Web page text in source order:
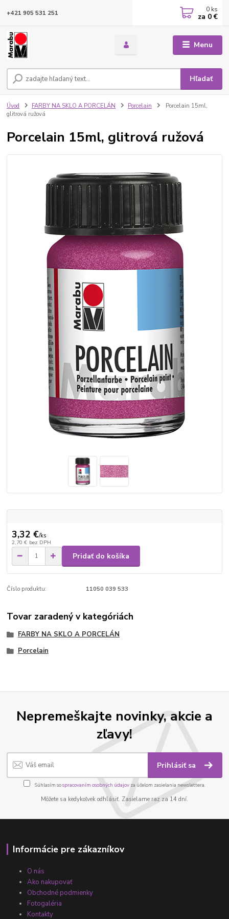
Menu
Hľadať
+421 905 531 251 0 ks
za 0 €
Úvod FARBY NA SKLO A PORCELÁN Porcelain
Porcelain 15ml,
glitrová ružová
Porcelain 15ml, glitrová ružová
3,32 €/ks
2,70 € bez DPH
Pridať do košíka
Číslo produktu: 11050 039 533
Tovar zaradený v kategóriách
FARBY NA SKLO A PORCELÁN
Porcelain
Nepremeškajte novinky, akcie a
zľavy!
Prihlásiť sa
Súhlasím sospracovaním osobných údajov za účelom zasielania newslettera.
Môžete sa kedykoľvek odhlásiť. Zasielame raz za 14 dní.
Informácie pre zákazníkov
O nás
Ako nakupovať
Obchodné podmienky
Fotogaléria
Kontakty